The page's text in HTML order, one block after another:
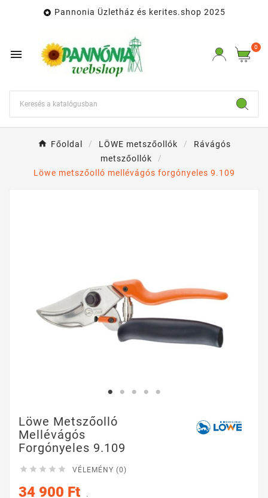
 Pannonia Üzletház és kerites.shop 2025

0
Főoldal LÖWE metszőollók
Rávágós
metszőollók
Löwe metszőolló mellévágós forgónyeles 9.109
Löwe Metszőolló
Mellévágós
Forgónyeles 9.109
     VÉLEMÉNY (0)
34 900 Ft .